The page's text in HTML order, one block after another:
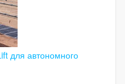
для автономного